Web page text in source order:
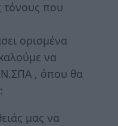
τόνους που
ορισμένα
να
, όπου θα
μας να